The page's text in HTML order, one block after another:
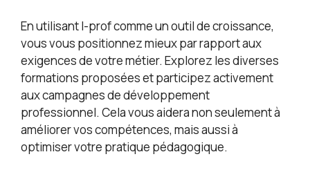
En utilisant I-prof comme un outil de croissance,
vous vous positionnez mieux par rapport aux
exigences de votre métier. Explorez les diverses
formations proposées et participez activement
aux campagnes de développement
professionnel. Cela vous aidera non seulement à
améliorer vos compétences, mais aussi à
optimiser votre pratique pédagogique.